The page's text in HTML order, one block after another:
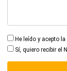
He leído y acepto la
Sí, quiero recibir el